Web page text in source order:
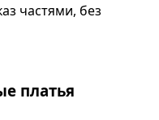
частями, без
платья